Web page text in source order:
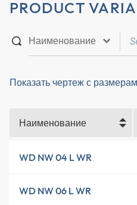
PRODUCT
Показать чертеж с
Наименование
WD NW 04 L WR
WD NW 06 L WR